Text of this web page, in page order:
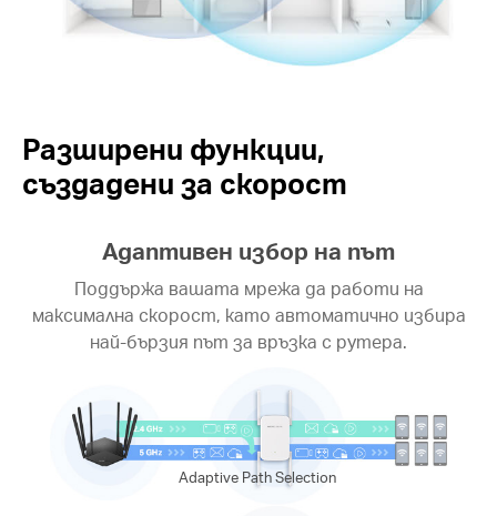
Разширени функции,
създадени за скорост
Адаптивен избор на път
Поддържа вашата мрежа да работи на
максимална скорост, като автоматично избира
най-бързия път за връзка с рутера.
Adaptive Path Selection